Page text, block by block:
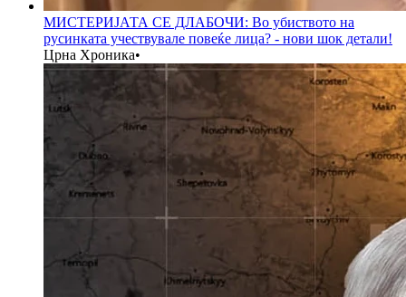
МИСТЕРИЈАТА СЕ ДЛАБОЧИ: Во убиството на
русинката учествувале повеќе лица? - нови шок детали!
Црна Хроника•